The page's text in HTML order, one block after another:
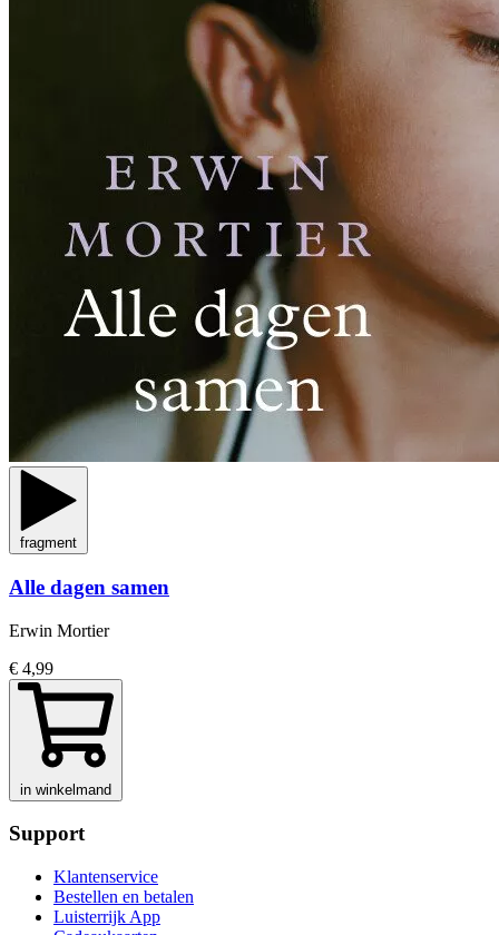
fragment
Alle dagen samen
Erwin Mortier
€ 4,99
in winkelmand
Support
Klantenservice
Bestellen en betalen
Luisterrijk App